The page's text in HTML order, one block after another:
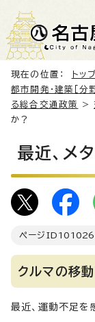
現在の位置： トッ
都市開発・建築［分
る総合交通政策
>
か？
最近、メ
ページID
クルマの移
最近、運動不足を